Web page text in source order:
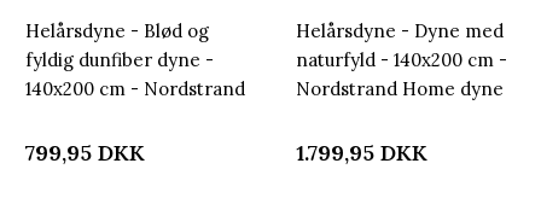
Helårsdyne - Blød og
fyldig dunfiber dyne -
140x200 cm - Nordstrand
fiberdyne
799,95 DKK
Helårsdyne - Dyne med
naturfyld - 140x200 cm -
Nordstrand Home dyne
1.799,95 DKK